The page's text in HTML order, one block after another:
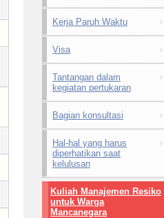
Kerja Paruh Waktu
Visa
Tantangan dalam
kegiatan pertukaran
Bagian konsultasi
Hal-hal yang harus
diperhatikan saat
kelulusan
Kuliah Manajemen Resiko
untuk Warga
Mancanegara